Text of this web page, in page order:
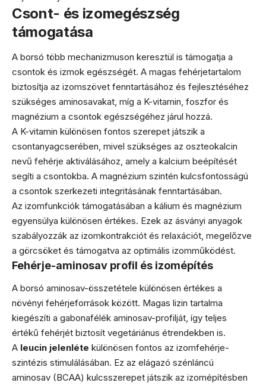
Csont- és izomegészség
támogatása
A borsó több mechanizmuson keresztül is támogatja a
csontok és izmok egészségét. A magas fehérjetartalom
biztosítja az izomszövet fenntartásához és fejlesztéséhez
szükséges aminosavakat, míg a K-vitamin, foszfor és
magnézium a csontok egészségéhez járul hozzá.
A K-vitamin különösen fontos szerepet játszik a
csontanyagcserében, mivel szükséges az oszteokalcin
nevű fehérje aktiválásához, amely a kalcium beépítését
segíti a csontokba. A magnézium szintén kulcsfontosságú
a csontok szerkezeti integritásának fenntartásában.
Az izomfunkciók támogatásában a kálium és magnézium
egyensúlya különösen értékes. Ezek az ásványi anyagok
szabályozzák az izomkontrakciót és relaxációt, megelőzve
a görcsöket és támogatva az optimális izomműködést.
Fehérje-aminosav profil és izomépítés
A borsó aminosav-összetétele különösen értékes a
növényi fehérjeforrások között. Magas lizin tartalma
kiegészíti a gabonafélék aminosav-profilját, így teljes
értékű fehérjét biztosít vegetáriánus étrendekben is.
A leucin jelenléte különösen fontos az izomfehérje-
szintézis stimulálásában. Ez az elágazó szénláncú
aminosav (BCAA) kulcsszerepet játszik az izomépítésben